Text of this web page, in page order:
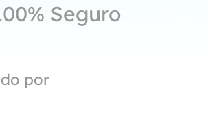
Seguro
por